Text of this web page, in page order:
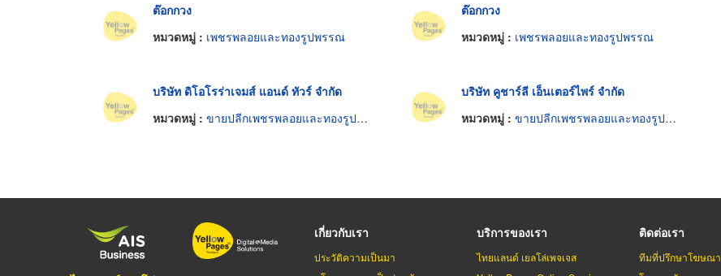
ต๊อกกวง
หมวดหมู่ : เพชรพลอยและทองรูปพรรณ
ต๊อกกวง
หมวดหมู่ : เพชรพลอยและทองรูปพรรณ
บริษัท ดิโอโรร่าเจมส์ แอนด์ ทัวร์ จำกัด
หมวดหมู่ : ขายปลีกเพชรพลอยและทองรูปพรรณ
บริษัท คูชาร์ลี เอ็นเตอร์ไพร์ จำกัด
หมวดหมู่ : ขายปลีกเพชรพลอยและทองรูปพรรณ
เกี่ยวกับเรา
ประวัติความเป็นมา
บริการของเรา
ไทยแลนด์ เยลโล่เพจเจส
ติดต่อเรา
ทีมที่ปรึกษาโฆษณา